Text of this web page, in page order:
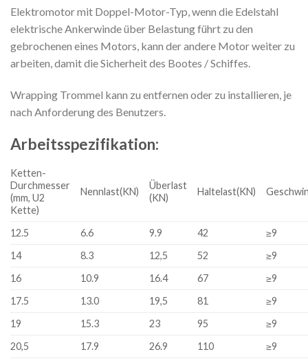
Elektromotor mit Doppel-Motor-Typ, wenn die Edelstahl
elektrische Ankerwinde über Belastung führt zu den
gebrochenen eines Motors, kann der andere Motor weiter zu
arbeiten, damit die Sicherheit des Bootes / Schiffes.
Wrapping Trommel kann zu entfernen oder zu installieren, je
nach Anforderung des Benutzers.
Arbeitsspezifikation:
Ketten-
Durchmesser
(mm, U2
Kette)
Nennlast(KN)
Überlast
(KN)
Haltelast(KN)
12.5 6.6 9.9 42
≥9
14
8.3 12,5 52
≥9
16
10.9 16.4 67
≥9
17.5
13.0 19,5 81
≥9
19
15.3 23 95
≥9
20,5
17.9 26.9 110
≥9